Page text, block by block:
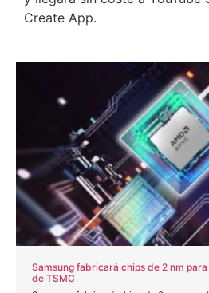
Create App.
Samsung fabricará chips de 2 nm
de TSMC